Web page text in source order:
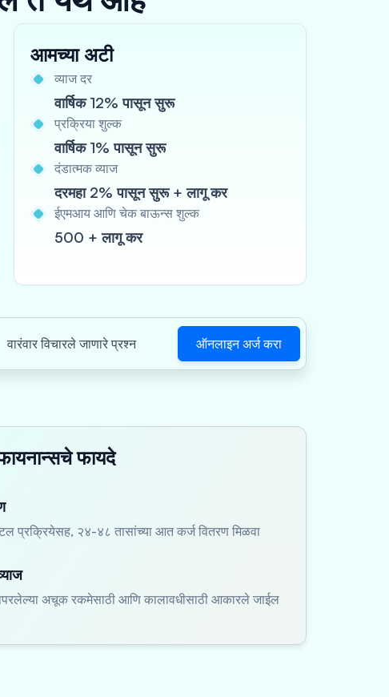
आमच्या अटी
व्याज दर
वार्षिक 12% पासून सुरू
प्रक्रिया शुल्क
वार्षिक 1% पासून सुरू
दंडात्मक व्याज
दरमहा 2% पासून सुरू + लागू कर
ईएमआय आणि चेक बाऊन्स शुल्क
500 + लागू कर
वारंवार विचारले जाणारे प्रश्न ऑनलाइन अर्ज करा
फायदे
प्रक्रियेसह, २४-४८ तासांच्या आत कर्ज वितरण मिळवा
अचूक रकमेसाठी आणि कालावधीसाठी आकारले जाईल